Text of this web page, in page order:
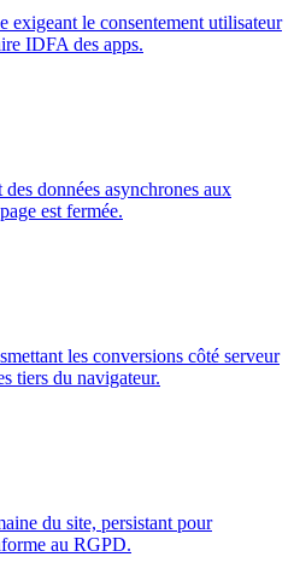
exigeant le consentement utilisateur
IDFA des apps.
données asynchrones aux
est fermée.
les conversions côté serveur
tiers du navigateur.
du site, persistant pour
au RGPD.